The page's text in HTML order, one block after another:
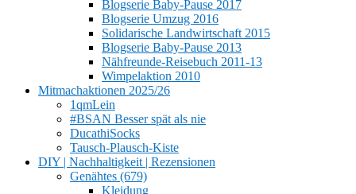
Blogserie Baby-Pause 2017
Blogserie Umzug 2016
Solidarische Landwirtschaft 2015
Blogserie Baby-Pause 2013
Nähfreunde-Reisebuch 2011-13
Wimpelaktion 2010
Mitmachaktionen 2025/26
1qmLein
#BSAN Besser spät als nie
DucathiSocks
Tausch-Plausch-Kiste
DIY | Nachhaltigkeit | Rezensionen
Genähtes (679)
Kleidung